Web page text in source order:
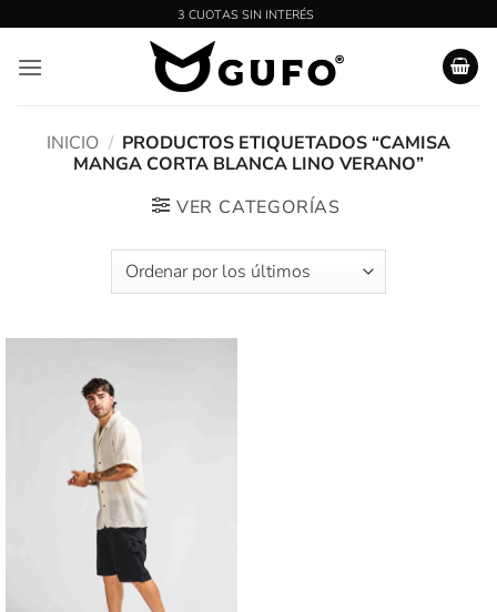
contenido
INICIO / PRODUCTOS ETIQUETADOS “CAMISA
MANGA CORTA BLANCA LINO VERANO”
VER CATEGORÍAS